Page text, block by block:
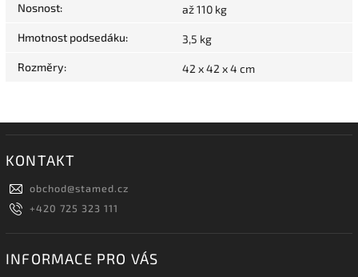
Nosnost: až 110 kg
Hmotnost podsedáku: 3,5 kg
Rozměry: 42 x 42 x 4 cm
KONTAKT
obchod@stamed.cz
+420 725 323 111
INFORMACE PRO VÁS